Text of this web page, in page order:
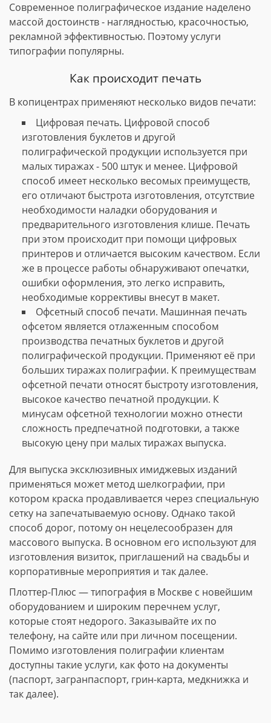
Современное полиграфическое издание наделено
массой достоинств - наглядностью, красочностью,
рекламной эффективностью. Поэтому услуги
типографии популярны.
Как происходит печать
В копицентрах применяют несколько видов печати:
Цифровая печать. Цифровой способ
изготовления буклетов и другой
полиграфической продукции используется при
малых тиражах - 500 штук и менее. Цифровой
способ имеет несколько весомых преимуществ,
его отличают быстрота изготовления, отсутствие
необходимости наладки оборудования и
предварительного изготовления клише. Печать
при этом происходит при помощи цифровых
принтеров и отличается высоким качеством. Если
же в процессе работы обнаруживают опечатки,
ошибки оформления, это легко исправить,
необходимые коррективы внесут в макет.
Офсетный способ печати. Машинная печать
офсетом является отлаженным способом
производства печатных буклетов и другой
полиграфической продукции. Применяют её при
больших тиражах полиграфии. К преимуществам
офсетной печати относят быстроту изготовления,
высокое качество печатной продукции. К
минусам офсетной технологии можно отнести
сложность предпечатной подготовки, а также
высокую цену при малых тиражах выпуска.
Для выпуска эксклюзивных имиджевых изданий
применяться может метод шелкографии, при
котором краска продавливается через специальную
сетку на запечатываемую основу. Однако такой
способ дорог, потому он нецелесообразен для
массового выпуска. В основном его используют для
изготовления визиток, приглашений на свадьбы и
корпоративные мероприятия и так далее.
Плоттер-Плюс — типография в Москве с новейшим
оборудованием и широким перечнем услуг,
которые стоят недорого. Заказывайте их по
телефону, на сайте или при личном посещении.
Помимо изготовления полиграфии клиентам
доступны такие услуги, как фото на документы
(паспорт, загранпаспорт, грин-карта, медкнижка и
так далее).